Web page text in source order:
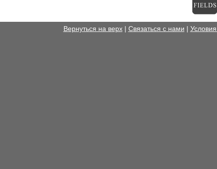
Вернуться на верх| Связаться с нами |